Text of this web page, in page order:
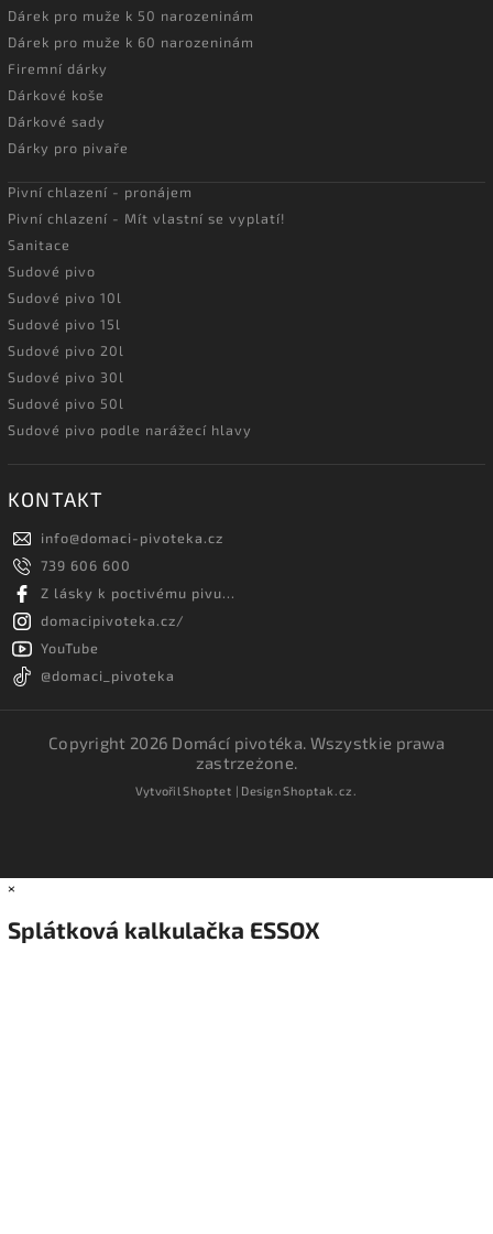
Dárek pro muže k 50 narozeninám
Dárek pro muže k 60 narozeninám
Firemní dárky
Dárkové koše
Dárkové sady
Dárky pro pivaře
Pivní chlazení - pronájem
Pivní chlazení - Mít vlastní se vyplatí!
Sanitace
Sudové pivo
Sudové pivo 10l
Sudové pivo 15l
Sudové pivo 20l
Sudové pivo 30l
Sudové pivo 50l
Sudové pivo podle narážecí hlavy
KONTAKT
info@domaci-pivoteka.cz
739 606 600
Z lásky k poctivému pivu...
domacipivoteka.cz/
YouTube
@domaci_pivoteka
Copyright 2026 Domácí pivotéka. Wszystkie prawa
zastrzeżone.
VytvořilShoptet | DesignShoptak.cz.
×
Splátková kalkulačka ESSOX